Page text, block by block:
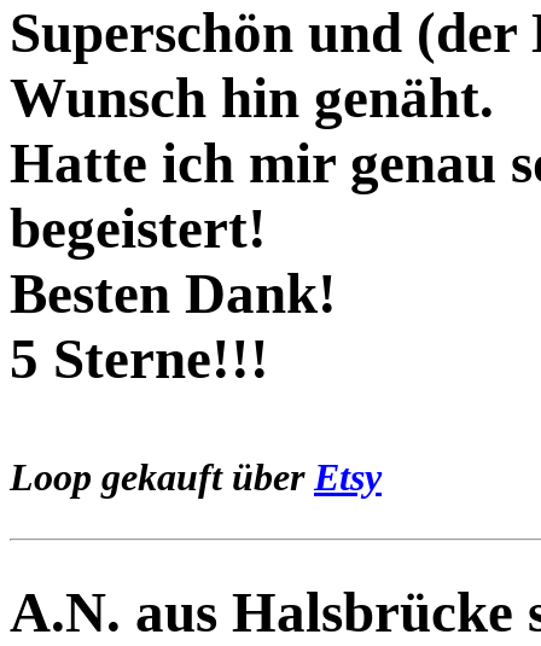
Superschön und
Wunsch hin genäht.
Hatte ich mir genau
begeistert!
Besten Dank!
5 Sterne!!!
Loop gekauft überEtsy
A.N. aus Halsbrücke